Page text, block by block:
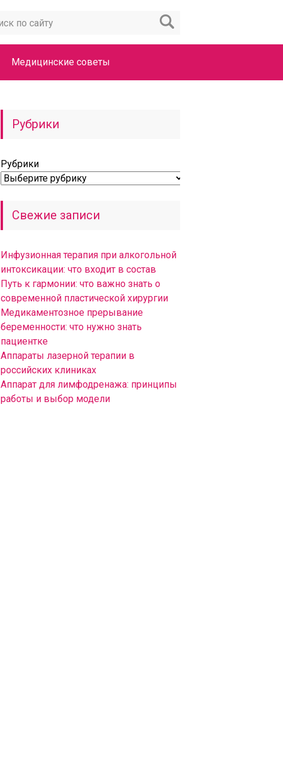
Медицинские советы
Рубрики
Рубрики
Свежие записи
Инфузионная терапия при алкогольной
интоксикации: что входит в состав
Путь к гармонии: что важно знать о
современной пластической хирургии
Медикаментозное прерывание
беременности: что нужно знать
пациентке
Аппараты лазерной терапии в
российских клиниках
Аппарат для лимфодренажа: принципы
работы и выбор модели